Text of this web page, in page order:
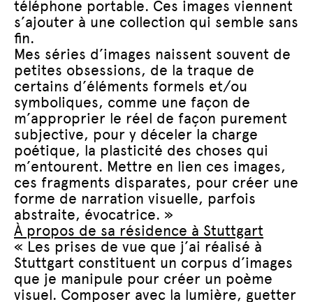
téléphone portable. Ces images viennent
s’ajouter à une collection qui semble sans
fin.
Mes séries d’images naissent souvent de
petites obsessions, de la traque de
certains d’éléments formels et/ou
symboliques, comme une façon de
m’approprier le réel de façon purement
subjective, pour y déceler la charge
poétique, la plasticité des choses qui
m’entourent. Mettre en lien ces images,
ces fragments disparates, pour créer une
forme de narration visuelle, parfois
abstraite, évocatrice. »
À propos de sa résidence à Stuttgart
« Les prises de vue que j’ai réalisé à
Stuttgart constituent un corpus d’images
que je manipule pour créer un poème
visuel. Composer avec la lumière, guetter